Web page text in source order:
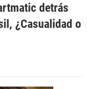
detrás
¿Casualidad o